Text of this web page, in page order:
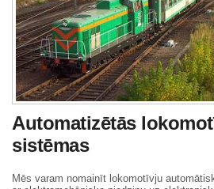
Automatizētās
sistēmas
Mēs varam nomainīt lokomotīvju